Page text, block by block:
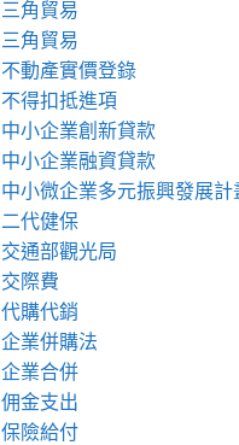
三角貿易
三角貿易
不動產實價登錄
不得扣抵進項
中小企業創新貸款
中小企業融資貸款
中小微企業多元振興發展計
二代健保
交通部觀光局
交際費
代購代銷
企業併購法
企業合併
佣金支出
保險給付